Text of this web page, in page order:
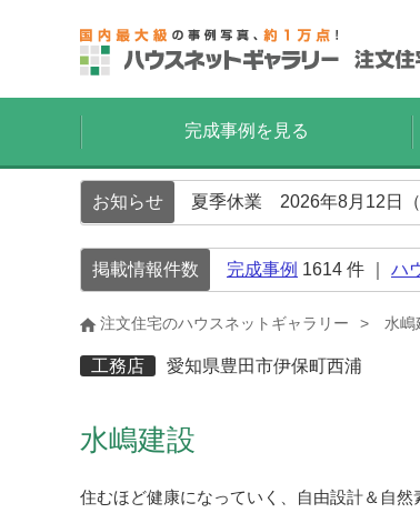
完成事例を見る
お知らせ 夏季休業 2026年8月12日
掲載情報件数 完成事例 1614 件 ｜ ハ
注文住宅のハウスネットギャラリー 水嶋
工務店 愛知県豊田市伊保町西浦
水嶋建設
住むほど健康になっていく、自由設計＆自然